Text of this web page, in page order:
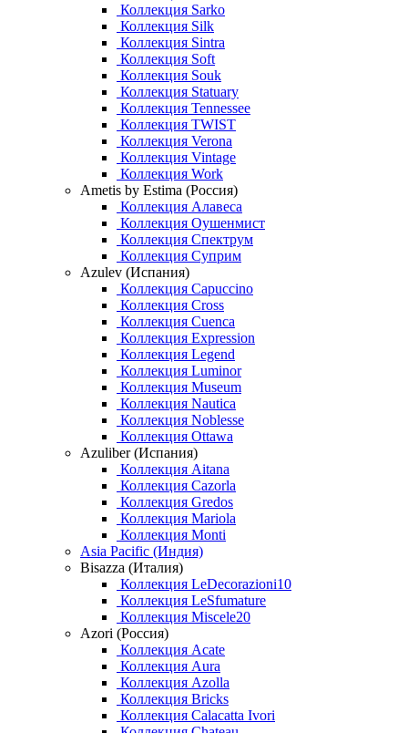
Коллекция Sarko
Коллекция Silk
Коллекция Sintra
Коллекция Soft
Коллекция Souk
Коллекция Statuary
Коллекция Tennessee
Коллекция TWIST
Коллекция Verona
Коллекция Vintage
Коллекция Work
Ametis by Estima (Россия)
Коллекция Алавеса
Коллекция Оушенмист
Коллекция Спектрум
Коллекция Суприм
Azulev (Испания)
Коллекция Capuccino
Коллекция Cross
Коллекция Cuenca
Коллекция Expression
Коллекция Legend
Коллекция Luminor
Коллекция Museum
Коллекция Nautica
Коллекция Noblesse
Коллекция Ottawa
Azuliber (Испания)
Коллекция Aitana
Коллекция Cazorla
Коллекция Gredos
Коллекция Mariola
Коллекция Monti
Asia Pacific (Индия)
Bisazza (Италия)
Коллекция LeDecorazioni10
Коллекция LeSfumature
Коллекция Miscele20
Azori (Россия)
Коллекция Acate
Коллекция Aura
Коллекция Azolla
Коллекция Bricks
Коллекция Calacatta Ivori